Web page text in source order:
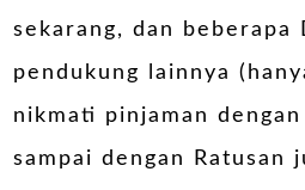
sekarang, dan beberapa
pendukung lainnya
nikmati pinjaman
sampai dengan Ratusan